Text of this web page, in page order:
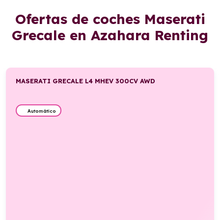
Ofertas de coches Maserati
Grecale en Azahara Renting
MASERATI GRECALE L4 MHEV 300CV AWD
Automático